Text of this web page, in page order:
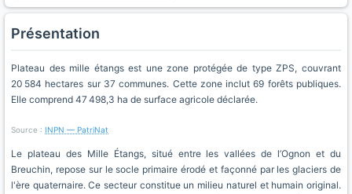
Présentation
Plateau des mille étangs est une zone protégée de type ZPS, couvrant
20 584 hectares sur 37 communes. Cette zone inclut 69 forêts publiques.
Elle comprend 47 498,3 ha de surface agricole déclarée.
Source : INPN — PatriNat
Le plateau des Mille Étangs, situé entre les vallées de l’Ognon et du
Breuchin, repose sur le socle primaire érodé et façonné par les glaciers de
l'ère quaternaire. Ce secteur constitue un milieu naturel et humain original.